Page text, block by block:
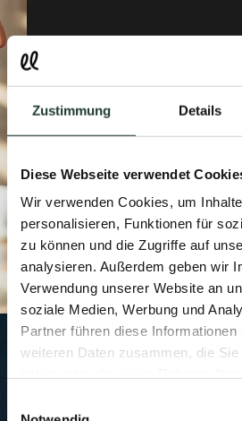
Zustimmung Details
Diese Webseite verwendet
Wir verwenden Cookies, um
personalisieren, Funktionen für
zu können und die Zugriffe auf
analysieren. Außerdem geben wir
Verwendung unserer Website an
soziale Medien, Werbung und
Partner führen diese
weiteren Daten zusammen, die